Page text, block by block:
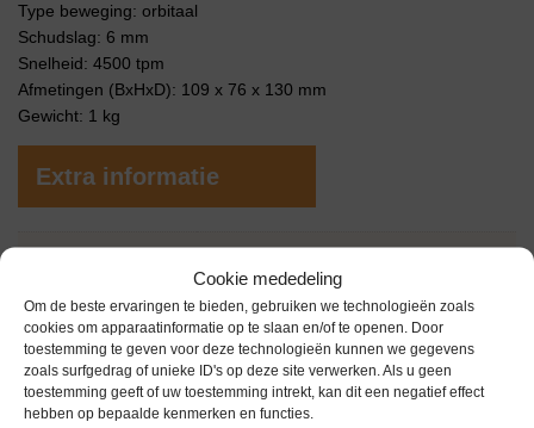
Cookie mededeling
Om de beste ervaringen te bieden, gebruiken we technologieën zoals
cookies om apparaatinformatie op te slaan en/of te openen. Door
toestemming te geven voor deze technologieën kunnen we gegevens
zoals surfgedrag of unieke ID's op deze site verwerken. Als u geen
toestemming geeft of uw toestemming intrekt, kan dit een negatief effect
hebben op bepaalde kenmerken en functies.
Type beweging: orbitaal
Schudslag: 6 mm
Snelheid: 4500 tpm
Afmetingen (BxHxD): 109 x 76 x 130 mm
Gewicht: 1 kg
Extra informatie
Gewicht 0,0 kg